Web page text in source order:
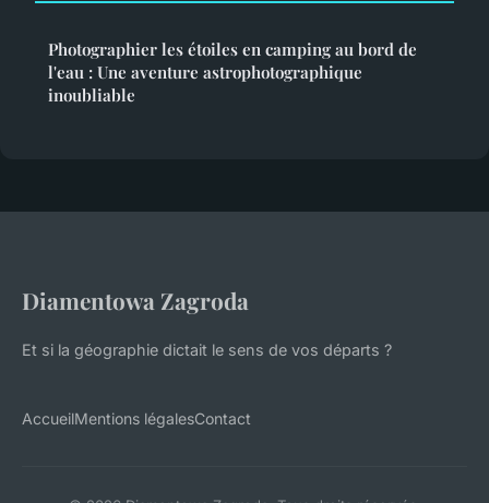
Photographier les étoiles en camping au bord de
l'eau : Une aventure astrophotographique
inoubliable
Diamentowa Zagroda
Et si la géographie dictait le sens de vos départs ?
AccueilMentions légalesContact